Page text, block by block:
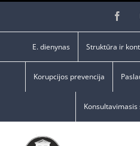
E. dienynas Struktūra ir
Korupcijos prevencija